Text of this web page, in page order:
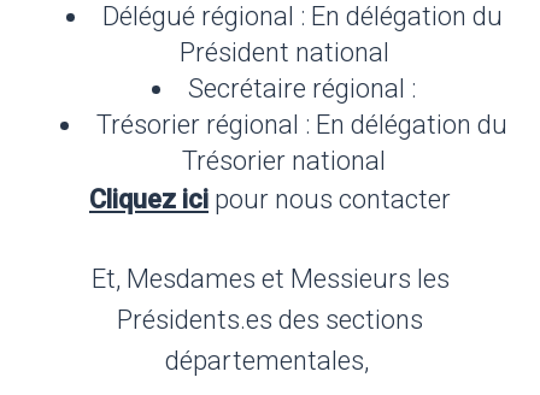
Délégué régional : En délégation du
Président national
Secrétaire régional :
Trésorier régional : En délégation du
Trésorier national
Cliquez ici pour nous contacter
Et, Mesdames et Messieurs les
Présidents.es des sections
départementales,